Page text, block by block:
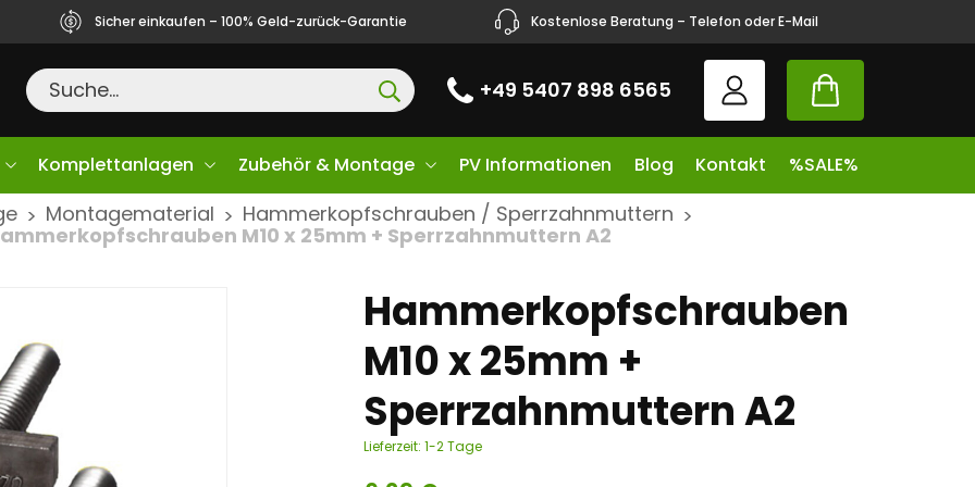
Sicher einkaufen – 100% Geld-zurück-Garantie Kostenlose Beratung – Telefon oder E-Mail
+49 5407 898 6565
Komplettanlagen Zubehör & Montage PV Informationen Blog Kontakt %SALE%
> Montagematerial > Hammerkopfschrauben / Sperrzahnmuttern >
M10 x 25mm + Sperrzahnmuttern A2
Hammerkopfschrauben
M10 x 25mm +
Sperrzahnmuttern A2
Lieferzeit: 1-2 Tage